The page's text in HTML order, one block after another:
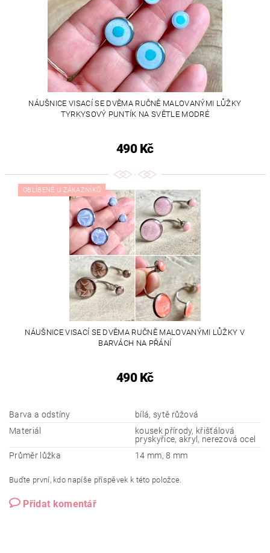
NÁUŠNICE VISACÍ SE DVĚMA RUČNĚ MALOVANÝMI LŮŽKY
TYRKYSOVÝ PUNTÍK NA SVĚTLE MODRÉ
490 Kč
OBLÍBENÉ U ZÁKAZNÍKŮ
NÁUŠNICE VISACÍ SE DVĚMA RUČNĚ MALOVANÝMI LŮŽKY V
BARVÁCH NA PŘÁNÍ
490 Kč
Barva a odstíny
bílá, sytě růžová
Materiál
kousek přírody, křišťálová
pryskyřice, akryl, nerezová ocel
Průměr lůžka
14 mm, 8 mm
Buďte první, kdo napíše příspěvek k této položce.
Přidat komentář